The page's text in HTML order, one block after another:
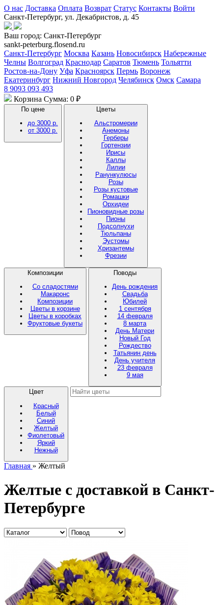
О нас Доставка Оплата Возврат Статус Контакты Войти
Санкт-Петербург, ул. Декабристов, д. 45
Ваш город: Санкт-Петербург
sankt-peterburg.flosend.ru
Санкт-Петербург Москва Казань Новосибирск Набережные
Челны Волгоград Краснодар Саратов Тюмень Тольятти
Ростов-на-Дону Уфа Красноярск Пермь Воронеж
Екатеринбург Нижний Новгород Челябинск Омск Самара
8 9093 093 493
Корзина Сумма: 0 ₽
По цене
до 3000 р.
от 3000 р.
Цветы
Альстромерии
Анемоны
Герберы
Гортензии
Ирисы
Каллы
Лилии
Ранункулюсы
Розы
Розы кустовые
Ромашки
Орхидеи
Пионовидные розы
Пионы
Подсолнухи
Тюльпаны
Эустомы
Хризантемы
Фрезии
Композиции
Со сладостями
Макаронс
Композиции
Цветы в корзине
Цветы в коробках
Фруктовые букеты
Поводы
День рождения
Свадьба
Юбилей
1 сентября
14 февраля
8 марта
День Матери
Новый Год
Рождество
Татьянин день
День учителя
23 февраля
9 мая
Цвет
Красный
Белый
Синий
Желтый
Фиолетовый
Яркий
Нежный
Главная » Желтый
Желтые с доставкой в Санкт-
Петербурге